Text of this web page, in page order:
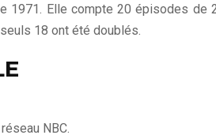
1971. Elle compte 20 épisodes de
18 ont été doublés.
NBC.